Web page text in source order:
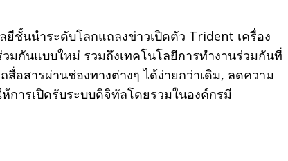
ชั้นนำระดับโลกแถลงข่าวเปิดตัว Trident เครื่อง
มกันแบบใหม่ รวมถึงเทคโนโลยีการทำงานร่วมกันที่
อสารผ่านช่องทางต่างๆ ได้ง่ายกว่าเดิม, ลดความ
การเปิดรับระบบดิจิทัลโดยรวมในองค์กรมี